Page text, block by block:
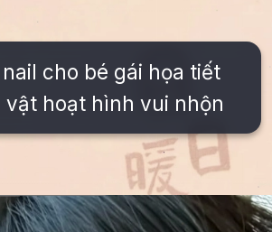
cho bé gái họa tiết
vật hoạt hình vui nhộn
https://issiloo.edu.vn/mau-mong-tay-cho-be-gai